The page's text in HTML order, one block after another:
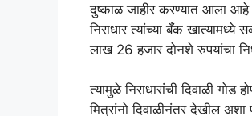
दुष्काळ जाहीर करण्यात आला आहे
निराधार त्यांच्या बँक
लाख 26 हजार दोनशे रुपयांचा
त्यामुळे निराधारांची दिवाळी
मित्रांनो दिवाळीनंतर देखील